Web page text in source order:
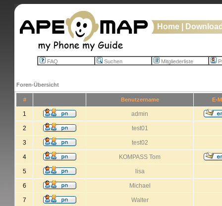
Home
FAQ Suchen Mitgliederliste
Foren-Übersicht
# Benutzername E-
1 admin
2 test01
3 test02
4 KOMPASS Tom
5 lisa
6 Michael
7 Walter